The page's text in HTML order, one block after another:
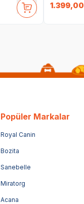
1.399,00
Popüler Markalar
Royal Canin
Bozita
Sanebelle
Miratorg
Acana